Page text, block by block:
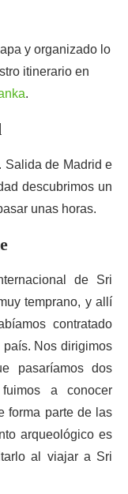
y organizado lo
itinerario en
.
Salida de Madrid e
descubrimos un
unas horas.
de Sri
temprano, y allí
contratado
Nos dirigimos
pasaríamos dos
a conocer
forma parte de las
arqueológico es
al viajar a Sri